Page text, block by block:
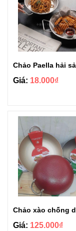
Giá: 18.000₫
Giá: 125.000₫